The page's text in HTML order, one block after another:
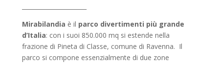
Mirabilandia è il parco divertimenti più grande
d’Italia: con i suoi 850.000 mq si estende nella
frazione di Pineta di Classe, comune di Ravenna. Il
parco si compone essenzialmente di due zone